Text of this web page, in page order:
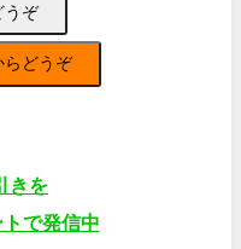
うぞ
らどうぞ
きを
で発信中